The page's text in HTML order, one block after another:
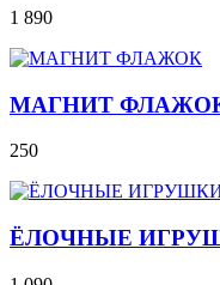
1 890
МАГНИТ
250
ЁЛОЧНЫЕ